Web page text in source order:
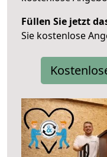
Füllen Sie jetzt
Sie kostenlose